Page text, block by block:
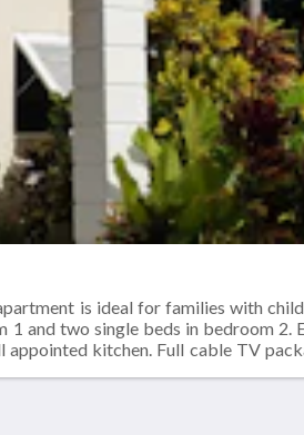
is ideal for families with
and two single beds in bedroom 2.
kitchen. Full cable TV